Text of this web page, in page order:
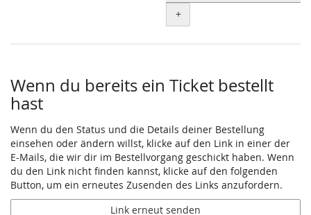
+
Wenn du bereits ein Ticket bestellt
hast
Wenn du den Status und die Details deiner Bestellung
einsehen oder ändern willst, klicke auf den Link in einer der
E-Mails, die wir dir im Bestellvorgang geschickt haben. Wenn
du den Link nicht finden kannst, klicke auf den folgenden
Button, um ein erneutes Zusenden des Links anzufordern.
Link erneut senden